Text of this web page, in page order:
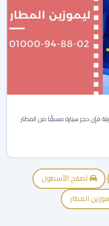
فإن حجز سيارة مسبقًا من المطار
تصفح الأسطول
المطار